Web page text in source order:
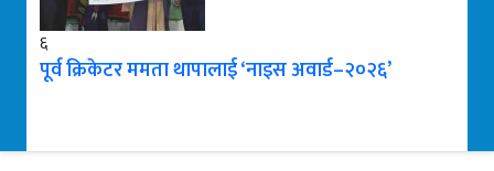
६
पूर्व क्रिकेटर ममता थापालाई ‘नाइस अवार्ड–२०२६’